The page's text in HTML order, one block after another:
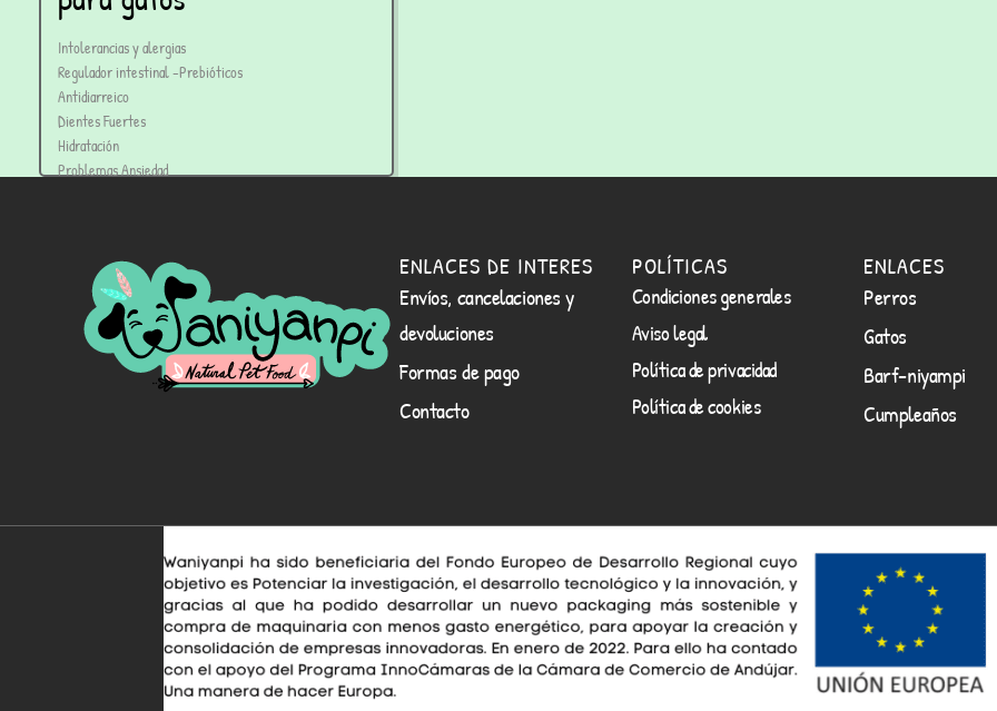
Intolerancias y alergias
Regulador intestinal -Prebióticos
Antidiarreico
Dientes Fuertes
Hidratación
Problemas Ansiedad
ENLACES DE INTERES
Envíos, cancelaciones y
devoluciones
Formas de pago
Contacto
POLÍTICAS
Condiciones generales
Aviso legal
Política de privacidad
Política de cookies
ENLACES
Perros
Gatos
Barf-niyampi
Cumpleaños